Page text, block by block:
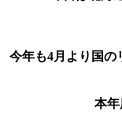
今年も4月より国の
本